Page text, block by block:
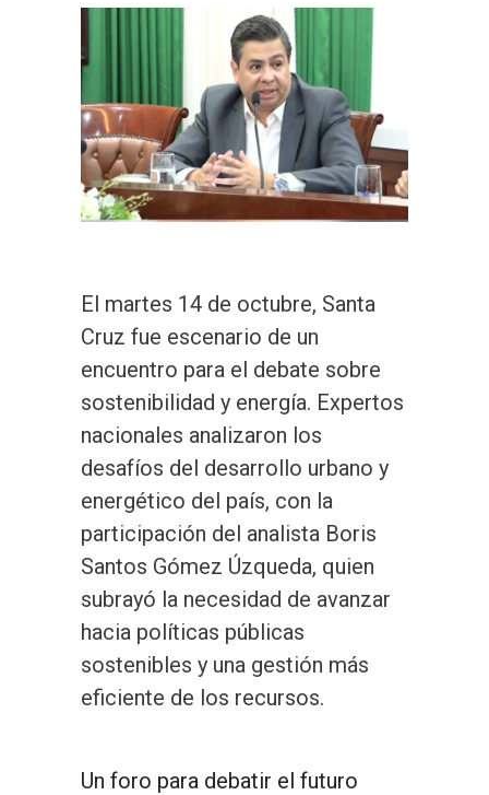
El martes 14 de octubre, Santa
Cruz fue escenario de un
encuentro para el debate sobre
sostenibilidad y energía. Expertos
nacionales analizaron los
desafíos del desarrollo urbano y
energético del país, con la
participación del analista Boris
Santos Gómez Úzqueda, quien
subrayó la necesidad de avanzar
hacia políticas públicas
sostenibles y una gestión más
eficiente de los recursos.
Un foro para debatir el futuro